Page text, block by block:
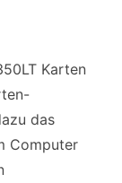
Karten
das
Computer